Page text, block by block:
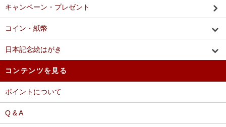
キャンペーン・プレゼント
コイン・紙幣
日本記念絵はがき
コンテンツを見る
ポイントについて
Q & A